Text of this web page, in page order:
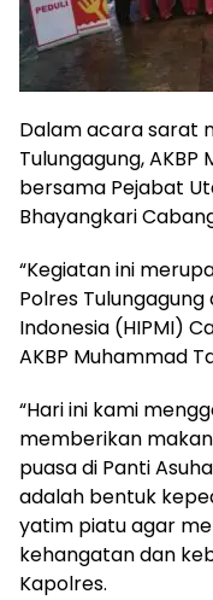
Dalam acara sarat
Tulungagung,
bersama Pejabat
Bhayangkari
“Kegiatan ini
Polres
Indonesia (HIPMI)
AKBP Muhammad
“Hari ini kami
memberikan
puasa di Panti
adalah bentuk
yatim piatu agar
kehangatan dan
Kapolres.